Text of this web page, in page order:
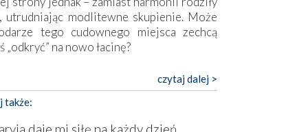
utrudniając modlitewne skupienie. Może
tego cudownego miejsca zechcą
„odkryć” na nowo łacinę?
duch współczesności daje też w
znać o sobie w sposób widoczny gołym
Niby w trosce o prostotę i skromność
się on jak może zasłonić sanktuarium,
czytaj dalej >
także: